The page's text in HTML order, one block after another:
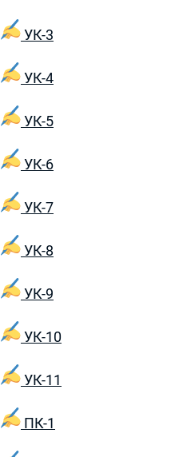
УК-3
УК-4
УК-5
УК-6
УК-7
УК-8
УК-9
УК-10
УК-11
ПК-1